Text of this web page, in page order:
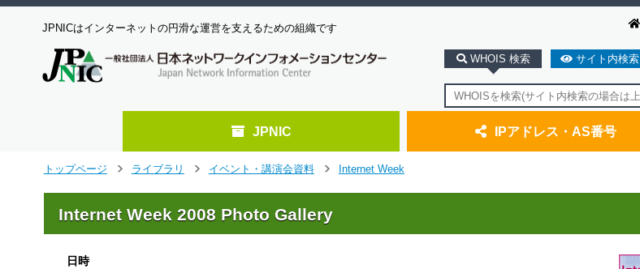
JPNICはインターネットの円滑な運営を支えるための組織です
WHOIS 検索 サイト内検索
JPNIC IPアドレス・AS番号
トップページ
ライブラリ
イベント・講演会資料
Internet Week
Internet Week 2008 Photo Gallery
日時